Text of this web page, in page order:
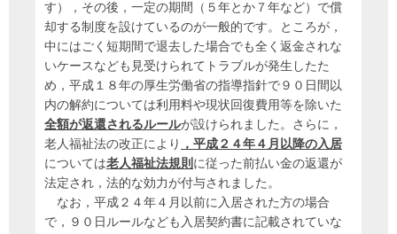
す），その後，一定の期間（５年とか７年など）で償
却する制度を設けているのが一般的です。ところが，
中にはごく短期間で退去した場合でも全く返金されな
いケースなども見受けられてトラブルが発生したた
め，平成１８年の厚生労働省の指導指針で９０日間以
内の解約については利用料や現状回復費用等を除いた
全額が返還されるルールが設けられました。さらに，
老人福祉法の改正により ，平成２４年４月以降の入居
については老人福祉法規則 に従った前払い金の返還が
法定され，法的な効力が付与されました。
なお，平成２４年４月以前に入居された方の場合
で，９０日ルールなども入居契約書に記載されていな